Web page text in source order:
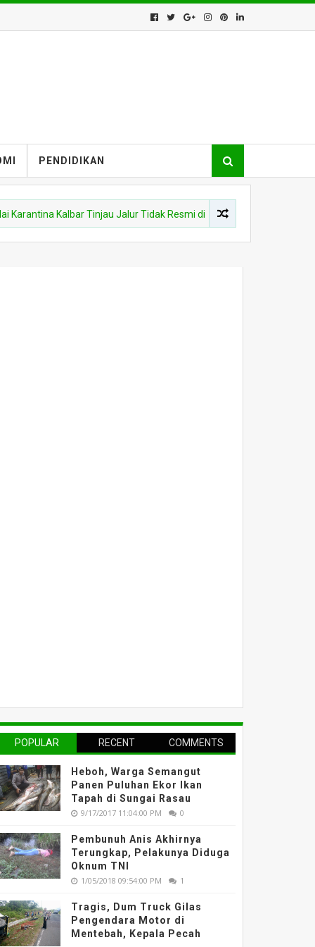
PENDIDIKAN
Kalbar Tinjau Jalur Tidak Resmi di Wilayah PLBN Nanga Badau
POPULAR RECENT COMMENTS
Heboh, Warga Semangut
Panen Puluhan Ekor Ikan
Tapah di Sungai Rasau
9/17/2017 11:04:00 PM 0
Pembunuh Anis Akhirnya
Terungkap, Pelakunya Diduga
Oknum TNI
1/05/2018 09:54:00 PM 1
Tragis, Dum Truck Gilas
Pengendara Motor di
Mentebah, Kepala Pecah